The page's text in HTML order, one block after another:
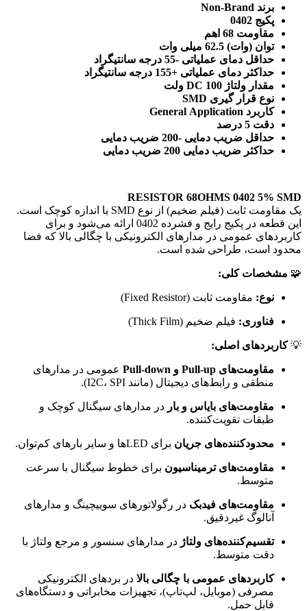
برند Non-Brand
پکیج 0402
مقاومت 68 اهم
توان (وات) 62.5 میلی وات
حداقل دمای عملیاتی -55 درجه سانتیگراد
حداکثر دمای عملیاتی +155 درجه سانتیگراد
مقدار ولتاژ DC 100 ولت
نوع قرار گیری SMD
کاربرد General Application
دقت 5 درصد
حداقل ضریب دمایی -200 ضریب دمایی
حداکثر ضریب دمایی 200 ضریب دمایی
RESISTOR 68OHMS 0402 5% SMD
یک مقاومت ثابت (فیلم ضخیم) از نوع SMD با اندازه کوچک است.
این قطعه در پکیج رایج و فشرده 0402 ارائه می‌شود و برای
کاربردهای عمومی در مدارهای الکترونیکی با چگالی بالا که فضا
محدود است، طراحی شده است.
🧩 مشخصات کلی:
نوع: مقاومت ثابت (Fixed Resistor)
فناوری: فیلم ضخیم (Thick Film)
💡کاربردهای اصلی:
مقاومت‌های Pull-up و Pull-down
عمومی در مدارهای
منطقی و رابط‌های دیجیتال (مانند I2C، SPI).
مقاومت‌های بایاس و بار در مدارهای سیگنال کوچک و
طبقات تقویت‌کننده.
محدودکننده‌های جریان برای LEDها و سایر بارهای کم‌توان.
مقاومت‌های ترمیناسیون برای خطوط سیگنال با سرعت
متوسط.
مقاومت‌های فیدبک در رگولاتورهای سوییچینگ و مدارهای
آنالوگ غیردقیق.
تقسیم‌کننده‌های ولتاژ در مدارهای سنسور و مرجع ولتاژ با
دقت متوسط.
کاربردهای عمومی با چگالی بالا در بردهای الکترونیکی
مصرفی (موبایل، لپ‌تاپ)، تجهیزات مخابراتی و دستگاه‌های
قابل حمل.